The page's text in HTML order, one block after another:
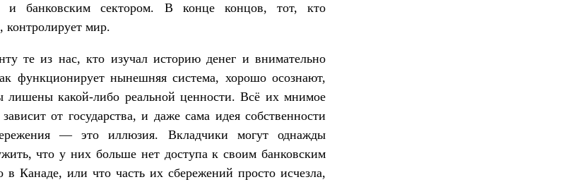
и банковским сектором. В конце концов, тот, кто
контролирует мир.
те из нас, кто изучал историю денег и внимательно
функционирует нынешняя система, хорошо осознают,
лишены какой-либо реальной ценности. Всё их мнимое
от государства, и даже сама идея собственности
— это иллюзия. Вкладчики могут однажды
что у них больше нет доступа к своим банковским
в Канаде, или что часть их сбережений просто исчезла,